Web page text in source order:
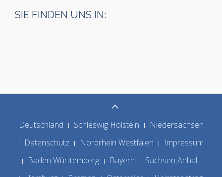
SIE FINDEN UNS IN:
Deutschland Schleswig Holstein
Niedersachsen
Datenschutz
Nordrhein Westfalen
Impressum
Baden Württemberg
Bayern
Sachsen Anhalt